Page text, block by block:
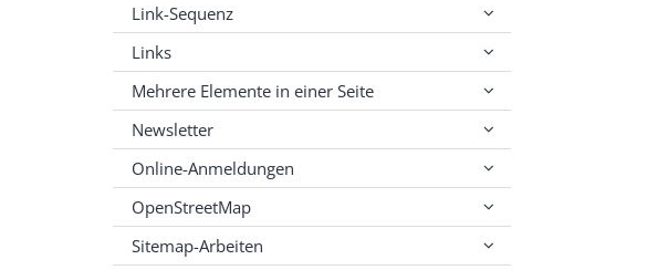
Link-Sequenz
Links
Mehrere Elemente in einer Seite
Newsletter
Online-Anmeldungen
OpenStreetMap
Sitemap-Arbeiten